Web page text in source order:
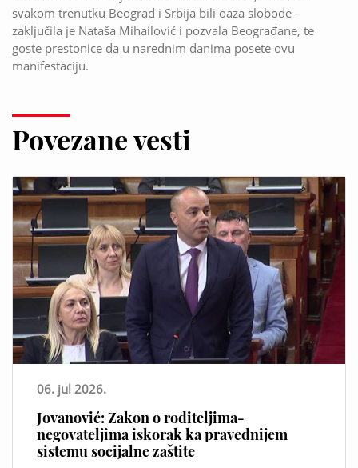
svakom trenutku Beograd i Srbija bili oaza slobode –
zaključila je Nataša Mihailović i pozvala Beograđane, te
goste prestonice da u narednim danima posete ovu
manifestaciju.
Povezane vesti
06. jul 2026.
Jovanović: Zakon o roditeljima-
negovateljima iskorak ka pravednijem
sistemu socijalne zaštite